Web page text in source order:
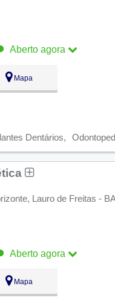
Aberto agora
Mapa
Dentários
Lauro de Freitas -
Aberto agora
Mapa